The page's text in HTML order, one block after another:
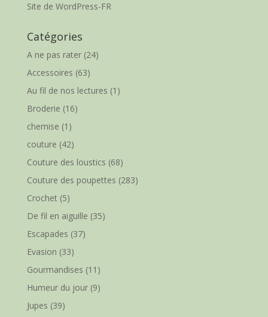
Site de WordPress-FR
Catégories
A ne pas rater(24)
Accessoires (63)
Au fil de nos lectures (1)
Broderie (16)
chemise (1)
couture (42)
Couture des loustics (68)
Couture des poupettes (283)
Crochet(5)
De fil en aiguille (35)
Escapades (37)
Evasion (33)
Gourmandises (11)
Humeur du jour(9)
Jupes (39)